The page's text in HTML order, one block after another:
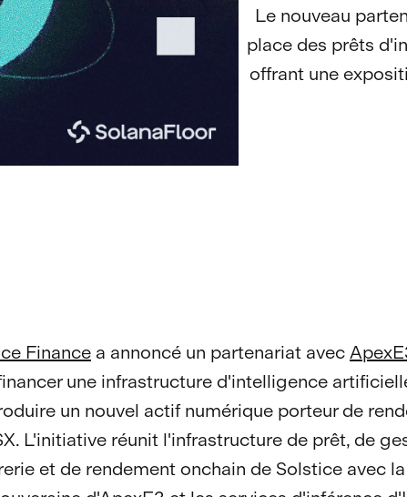
Le nouveau
place des prêts
offrant une
Finance a annoncé un partenariat avec
une infrastructure d'intelligence
un nouvel actif numérique porteur de
L'initiative réunit l'infrastructure de prêt, de
et de rendement onchain de Solstice avec